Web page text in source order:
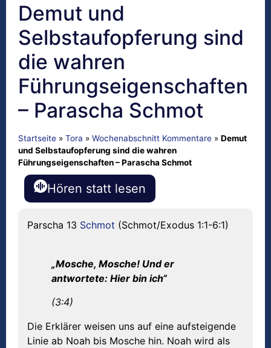
Demut und
Selbstaufopferung sind
die wahren
Führungseigenschaften
– Parascha Schmot
Startseite » Tora » Wochenabschnitt Kommentare » Demut
und Selbstaufopferung sind die wahren
Führungseigenschaften – Parascha Schmot
Hören statt lesen
Parscha 13 Schmot (Schmot/Exodus 1:1-6:1)
„Mosche, Mosche! Und er
antwortete: Hier bin ich“
(3:4)
Die Erklärer weisen uns auf eine aufsteigende
Linie ab Noah bis Mosche hin. Noah wird als